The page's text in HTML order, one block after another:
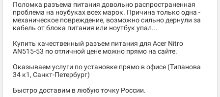
Поломка разъема питания довольно распространенная
проблема на ноубуках всех марок. Причина только одна -
механическое повреждение, возможно сильно дернули за
кабель от блока питания или ноутбук упал...
Купить качественный разъем питания для Acer Nitro
AN515-53 по отличной цене можно прямо на сайте.
Оказываем услуги по установке прямо в офисе (Типанова
34 к1, Санкт-Петербург)
Быстро доставим в любую точку России.